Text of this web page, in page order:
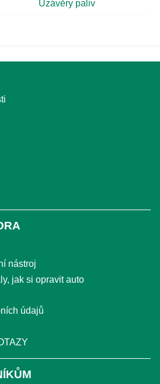
Uzávěry paliv
nástroj
jak si opravit auto
údajů